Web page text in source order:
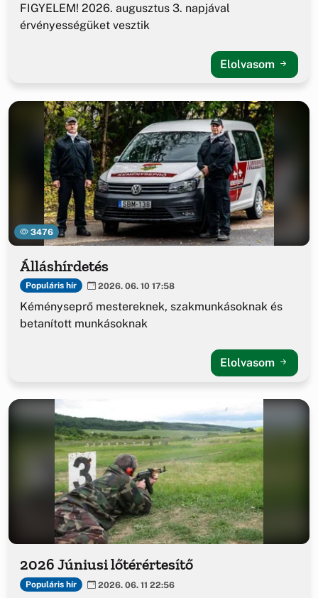
FIGYELEM! 2026. augusztus 3. napjával
érvényességüket vesztik
Elolvasom
3476
Álláshírdetés
Populáris hír 2026. 06. 10 17:58
Kéményseprő mestereknek, szakmunkásoknak és
betanított munkásoknak
Elolvasom
2026 Júniusi lőtérértesítő
Populáris hír 2026. 06. 11 22:56